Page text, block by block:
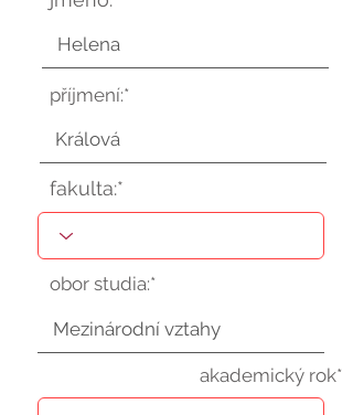
příjmení:*
fakulta:*
obor studia:*
akademický rok*